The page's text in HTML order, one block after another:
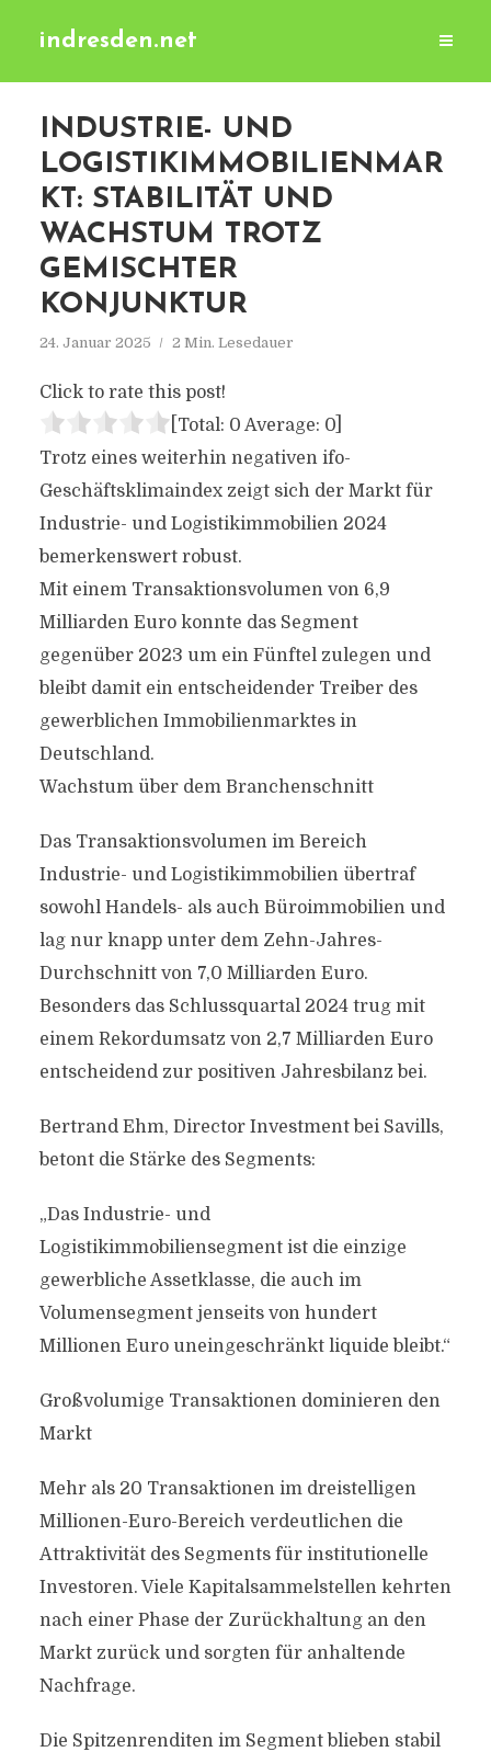
indresden.net
INDUSTRIE- UND
LOGISTIKIMMOBILIENMAR
KT: STABILITÄT UND
WACHSTUM TROTZ
GEMISCHTER
KONJUNKTUR
24. Januar 2025 2 Min. Lesedauer
Click to rate this post!
[Total: 0 Average: 0]
Trotz eines weiterhin negativen ifo-
Geschäftsklimaindex zeigt sich der Markt für
Industrie- und Logistikimmobilien 2024
bemerkenswert robust.
Mit einem Transaktionsvolumen von 6,9
Milliarden Euro konnte das Segment
gegenüber 2023 um ein Fünftel zulegen und
bleibt damit ein entscheidender Treiber des
gewerblichen Immobilienmarktes in
Deutschland.
Wachstum über dem Branchenschnitt
Das Transaktionsvolumen im Bereich
Industrie- und Logistikimmobilien übertraf
sowohl Handels- als auch Büroimmobilien und
lag nur knapp unter dem Zehn-Jahres-
Durchschnitt von 7,0 Milliarden Euro.
Besonders das Schlussquartal 2024 trug mit
einem Rekordumsatz von 2,7 Milliarden Euro
entscheidend zur positiven Jahresbilanz bei.
Bertrand Ehm, Director Investment bei Savills,
betont die Stärke des Segments:
„Das Industrie- und
Logistikimmobiliensegment ist die einzige
gewerbliche Assetklasse, die auch im
Volumensegment jenseits von hundert
Millionen Euro uneingeschränkt liquide bleibt.“
Großvolumige Transaktionen dominieren den
Markt
Mehr als 20 Transaktionen im dreistelligen
Millionen-Euro-Bereich verdeutlichen die
Attraktivität des Segments für institutionelle
Investoren. Viele Kapitalsammelstellen kehrten
nach einer Phase der Zurückhaltung an den
Markt zurück und sorgten für anhaltende
Nachfrage.
Die Spitzenrenditen im Segment blieben stabil